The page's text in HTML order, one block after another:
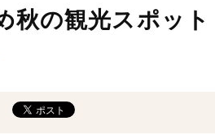
秋の観光スポット